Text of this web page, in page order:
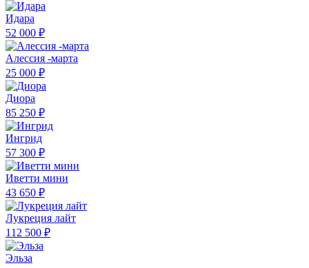
Идара
52 000 ₽
Алессия -марта
25 000 ₽
Диора
85 250 ₽
Ингрид
57 300 ₽
Иветти мини
43 650 ₽
Лукреция лайт
112 500 ₽
Эльза